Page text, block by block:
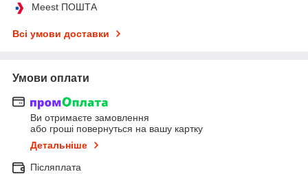
Meest ПОШТА
Всі умови доставки
Умови оплати
Ви отримаєте замовлення
або гроші повернуться на вашу картку
Детальніше
Післяплата